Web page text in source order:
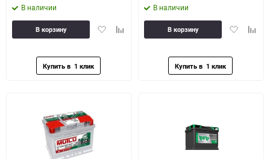
В наличии
ДобавитьДобавить
В корзину
В наличии
Добавить
В корзину